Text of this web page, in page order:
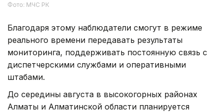
Фото: МЧС РК
Благодаря этому наблюдатели смогут в режиме
реального времени передавать результаты
мониторинга, поддерживать постоянную связь с
диспетчерскими службами и оперативными
штабами.
До середины августа в высокогорных районах
Алматы и Алматинской области планируется